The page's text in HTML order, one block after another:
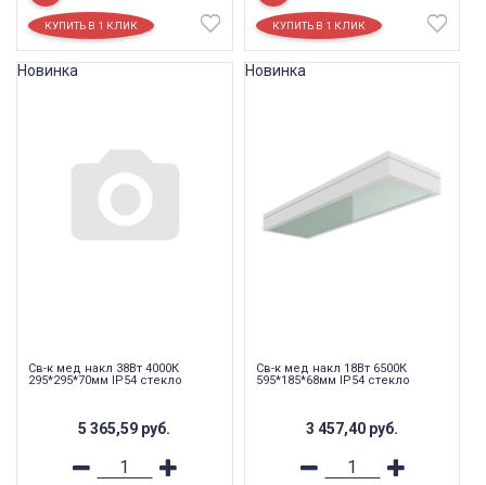
Св-к мед накл 38Вт 4000К
295*295*70мм IP54 стекло
5 365,59 руб.
Новинка
Св-к мед накл 18Вт 6500К
595*185*68мм IP54 стекло
3 457,40 руб.
Новинка